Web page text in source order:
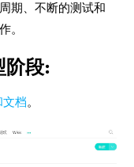
期、不断的测试和
。
段:
文档。